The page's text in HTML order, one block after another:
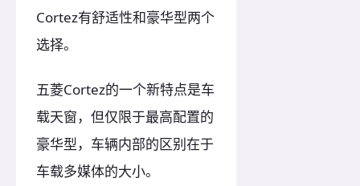
Cortez有舒适性和豪华型两个
选择。
五菱Cortez的一个新特点是车
载天窗，但仅限于最高配置的
豪华型，车辆内部的区别在于
车载多媒体的大小。